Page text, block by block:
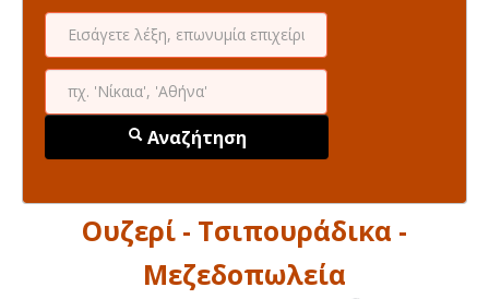
Αναζήτηση
Ουζερί - Τσιπουράδικα -
Μεζεδοπωλεία